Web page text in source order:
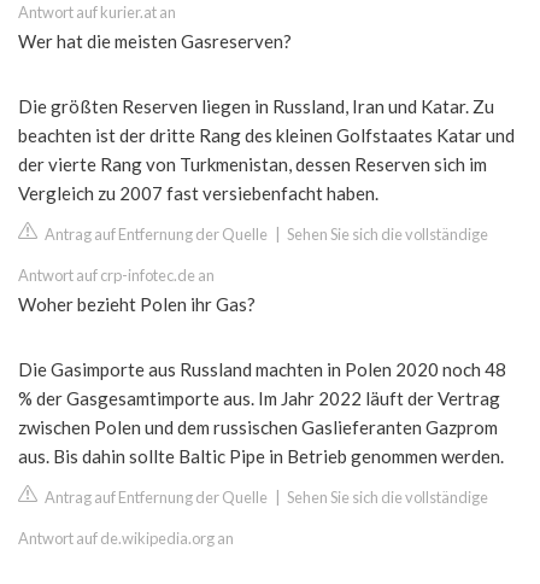
Antwort auf kurier.at an
Wer hat die meisten Gasreserven?
Die größten Reserven liegen in Russland, Iran und Katar. Zu
beachten ist der dritte Rang des kleinen Golfstaates Katar und
der vierte Rang von Turkmenistan, dessen Reserven sich im
Vergleich zu 2007 fast versiebenfacht haben.
Antrag auf Entfernung der Quelle Sehen Sie sich die vollständige
Antwort auf crp-infotec.de an
Woher bezieht Polen ihr Gas?
Die Gasimporte aus Russland machten in Polen 2020 noch 48
% der Gasgesamtimporte aus. Im Jahr 2022 läuft der Vertrag
zwischen Polen und dem russischen Gaslieferanten Gazprom
aus. Bis dahin sollte Baltic Pipe in Betrieb genommen werden.
Antrag auf Entfernung der Quelle Sehen Sie sich die vollständige
Antwort auf de.wikipedia.org an